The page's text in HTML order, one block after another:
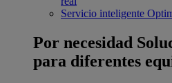
Servicio inteligente
Por necesidad
para diferentes